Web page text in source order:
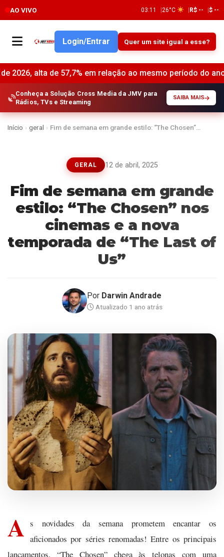
AO VIVO 03:11 26°C R$ -- $ --
Login/Entrar Quer um site igual a esse?
57,7% em relação ao mesmo período do ano anterior •
Conheça a Solução Cross Media da JMV para
Rádios, TVs e Streaming
SAIBA MAIS
Início › geral › Fim de semana em grande estilo: “The Chosen”…
GERAL 12 de abril, 2025
Fim de semana em grande
estilo: “The Chosen” nos
cinemas e a nova
temporada de “The Last of
Us”
Por Darwin Andrade
Atualizado 1 ano atrás
A s novidades da semana prometem encantar os
aficionados por séries renomadas! Entre os principais
lançamentos, “The Chosen” chega às telonas com uma